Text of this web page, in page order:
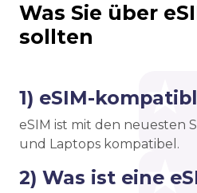
Was Sie über
sollten
1) eSIM-
eSIM ist mit den neuesten
und Laptops kompatibel.
2) Was ist eine